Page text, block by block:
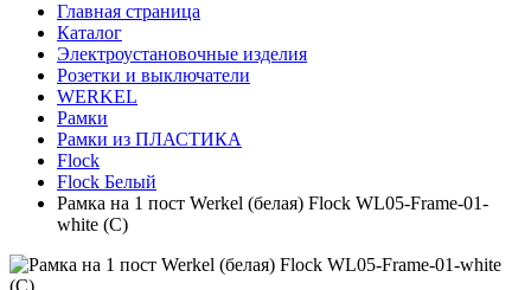
Главная страница
Каталог
Электроустановочные изделия
Розетки и выключатели
WERKEL
Рамки
Рамки из ПЛАСТИКА
Flock
Flock Белый
Рамка на 1 пост Werkel (белая) Flock WL05-Frame-01-
white (С)